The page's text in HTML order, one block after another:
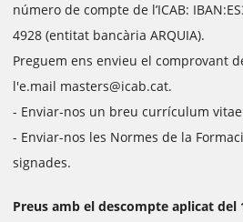
número de compte de l’ICAB:
4928 (entitat bancària ARQUIA).
Preguem ens envieu el comprovant
l'e.mail masters@icab.cat.
- Enviar-nos un breu currículum
- Enviar-nos les Normes de la
signades.
Preus amb el descompte aplicat del